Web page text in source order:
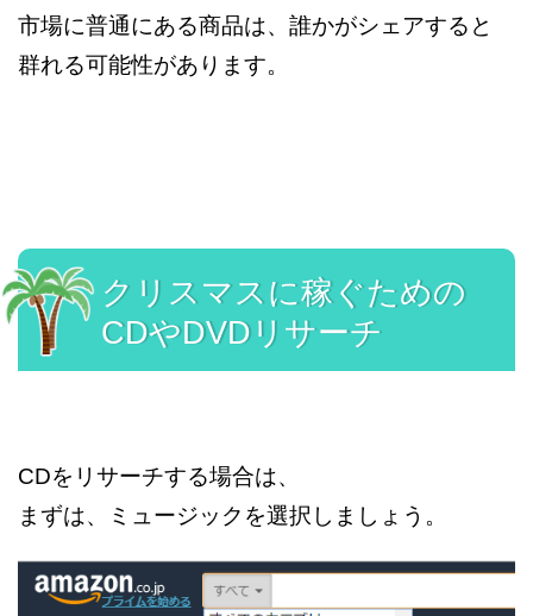
市場に普通にある商品は、誰かがシェアすると
群れる可能性があります。
クリスマスに稼ぐための
CDやDVDリサーチ
CDをリサーチする場合は、
まずは、ミュージックを選択しましょう。